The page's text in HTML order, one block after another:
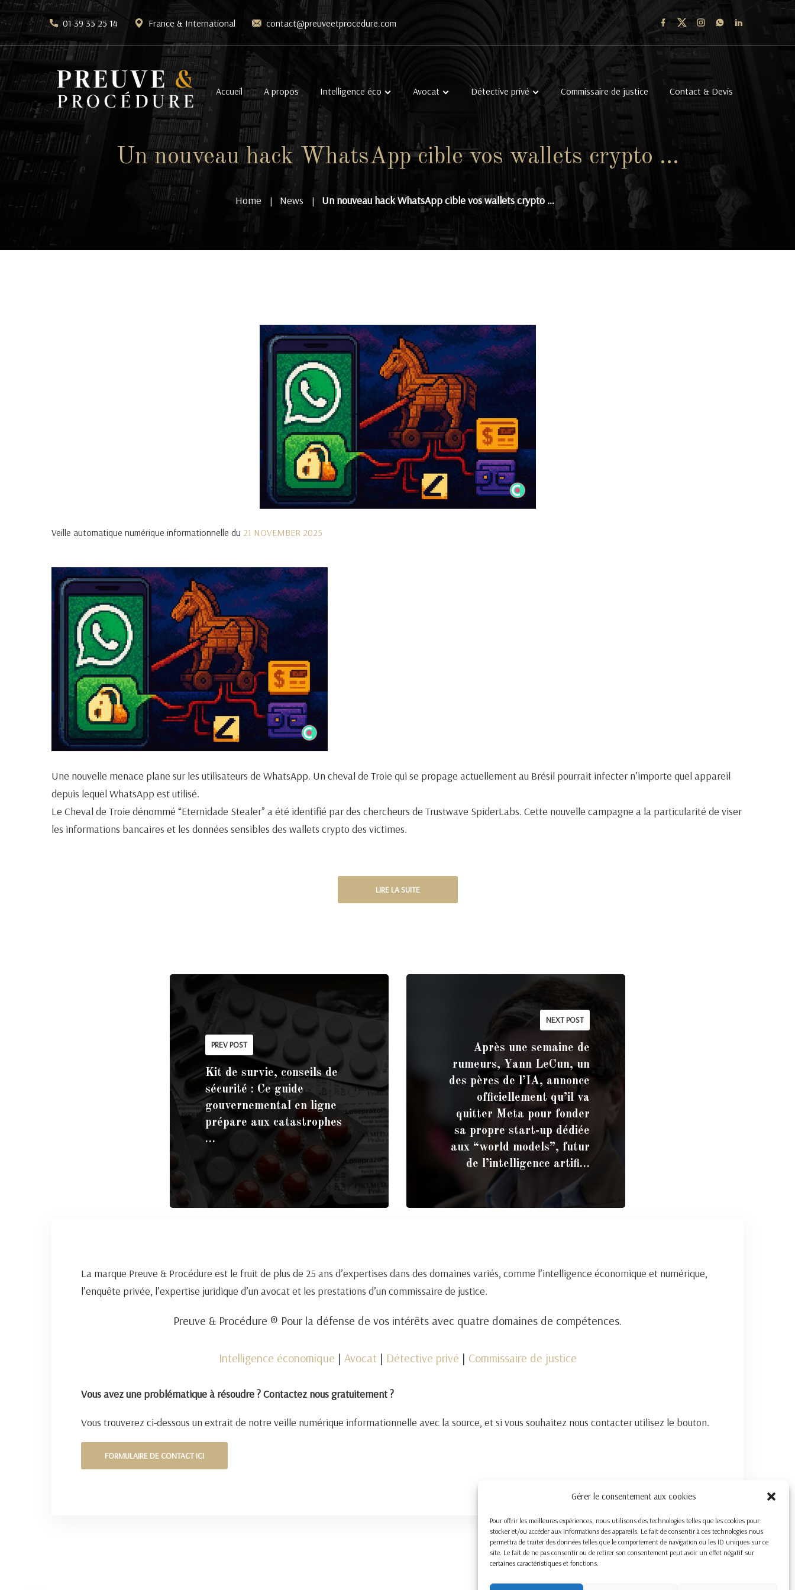
Gérer le consentement aux cookies
Pour offrir les meilleures expériences, nous utilisons des technologies telles que les cookies pour
stocker et/ou accéder aux informations des appareils. Le fait de consentir à ces technologies nous
permettra de traiter des données telles que le comportement de navigation ou les ID uniques sur ce
site. Le fait de ne pas consentir ou de retirer son consentement peut avoir un effet négatif sur
certaines caractéristiques et fonctions.
01 39 35 25 14 France & International contact@preuveetprocedure.com
Accueil A propos Intelligence éco Avocat Détective privé Commissaire de justice Contact & Devis
Un nouveau hack WhatsApp cible vos wallets crypto …
Home | News | Un nouveau hack WhatsApp cible vos wallets crypto …
Veille automatique numérique informationnelle du 21 NOVEMBER 2025
Une nouvelle menace plane sur les utilisateurs de WhatsApp. Un cheval de Troie qui se propage actuellement au Brésil pourrait infecter n’importe quel appareil
depuis lequel WhatsApp est utilisé.
Le Cheval de Troie dénommé “Eternidade Stealer” a été identifié par des chercheurs de Trustwave SpiderLabs. Cette nouvelle campagne a la particularité de viser
les informations bancaires et les données sensibles des wallets crypto des victimes.
LIRE LA SUITE
PREV POST
Kit de survie, conseils de
sécurité : Ce guide
gouvernemental en ligne
prépare aux catastrophes
…
NEXT POST
Après une semaine de
rumeurs, Yann LeCun, un
des pères de l’IA, annonce
officiellement qu’il va
quitter Meta pour fonder
sa propre start-up dédiée
aux “world models”, futur
de l’intelligence artifi…
La marque Preuve & Procédure est le fruit de plus de 25 ans d’expertises dans des domaines variés, comme l’intelligence économique et numérique,
l’enquête privée, l’expertise juridique d’un avocat et les prestations d’un commissaire de justice.
Preuve & Procédure ® Pour la défense de vos intérêts avec quatre domaines de compétences.
Intelligence économique | Avocat | Détective privé | Commissaire de justice
Vous avez une problématique à résoudre ? Contactez nous gratuitement ?
Vous trouverez ci-dessous un extrait de notre veille numérique informationnelle avec la source, et si vous souhaitez nous contacter utilisez le bouton.
FORMULAIRE DE CONTACT ICI